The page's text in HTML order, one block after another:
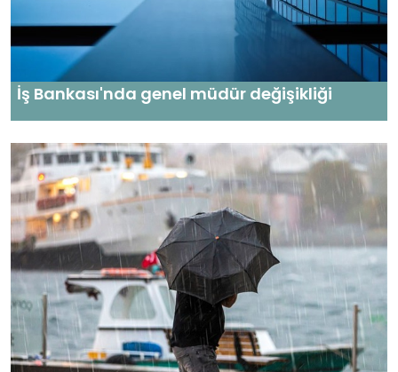
İş Bankası'nda genel müdür değişikliği